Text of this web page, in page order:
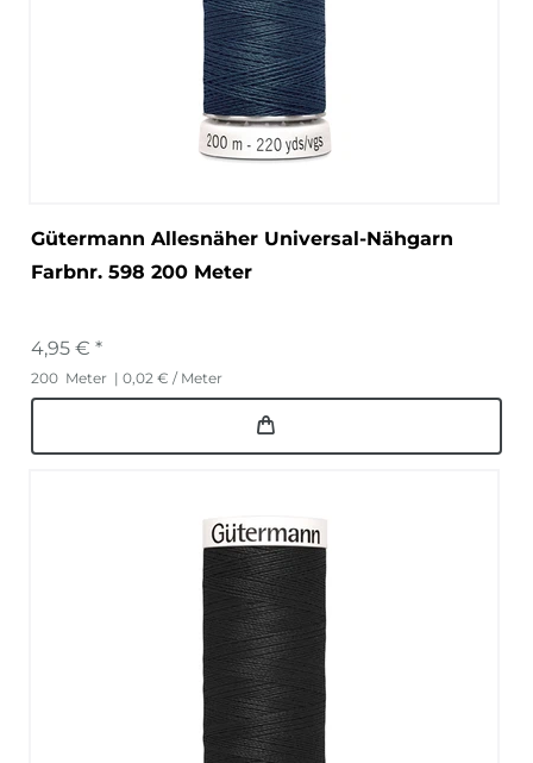
Gütermann Allesnäher Universal-Nähgarn
Farbnr. 598 200 Meter
4,95 € *
200 Meter | 0,02 € / Meter